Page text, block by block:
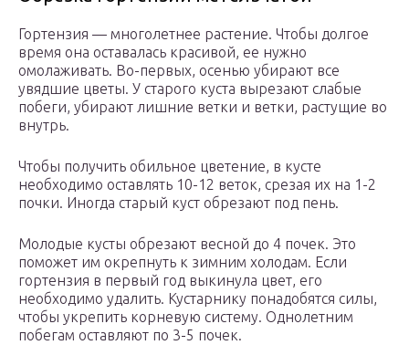
Гортензия — многолетнее растение. Чтобы долгое
время она оставалась красивой, ее нужно
омолаживать. Во-первых, осенью убирают все
увядшие цветы. У старого куста вырезают слабые
побеги, убирают лишние ветки и ветки, растущие во
внутрь.
Чтобы получить обильное цветение, в кусте
необходимо оставлять 10-12 веток, срезая их на 1-2
почки. Иногда старый куст обрезают под пень.
Молодые кусты обрезают весной до 4 почек. Это
поможет им окрепнуть к зимним холодам. Если
гортензия в первый год выкинула цвет, его
необходимо удалить. Кустарнику понадобятся силы,
чтобы укрепить корневую систему. Однолетним
побегам оставляют по 3-5 почек.